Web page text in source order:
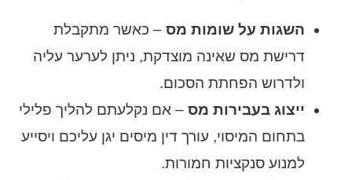
השגות על שומות מס – כאשר מתקבלת
דרישת מס שאינה מוצדקת, ניתן לערער עליה
ולדרוש הפחתת הסכום.
ייצוג בעבירות מס – אם נקלעתם להליך פלילי
בתחום המיסוי, עורך דין מיסים יגן עליכם ויסייע
למנוע סנקציות חמורות.